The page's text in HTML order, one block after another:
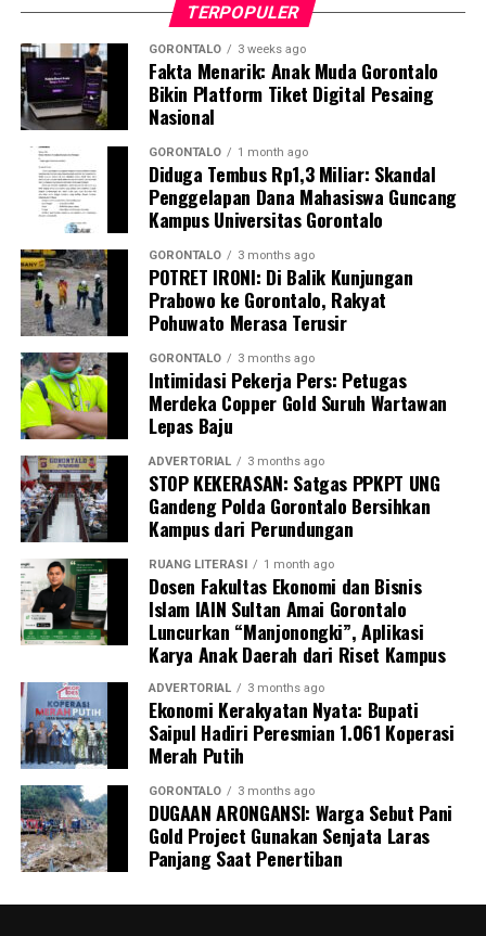
Bagi Kabupaten Pohuwato, perhelatan akbar ini menjadi
momentum krusial untuk melobi dan memperjuangkan
program strategis pusat agar mengalir ke daerah.
Berbekal bentang laut yang luas, garis pantai yang
panjang, serta kekayaan hayati yang melimpah,
Pohuwato dinilai memiliki daya tawar tinggi untuk
bertransformasi menjadi salah satu sentra perikanan
utama di kawasan Indonesia Timur.
Bupati Saipul A. Mbuinga menegaskan bahwa Rakornas
KKP bertindak sebagai wadah krusial dalam
menyamakan persepsi dan arah kebijakan pembangunan
maritim dari hulu ke hilir.
“Melalui koordinasi intensif di Rakornas ini, kami
berharap jalinan sinergi vertikal antara pusat dan
daerah semakin solid, sehingga program strategis
nasional bisa mendarat dan memberikan impak nyata di
daerah. Pohuwato memiliki modalitas potensi kelautan
yang sangat besar. Kami menyatakan kesiapan penuh
menyukseskan swasembada pangan nasional, khususnya
swasembada protein, lewat tata kelola perikanan yang
berkelanjutan,” urai Saipul A. Mbuinga.
Bupati menambahkan, hasil rumusan dari Rakornas KKP
ini akan dijadikan acuan rigid dalam menyusun
rancangan program kerja dan penganggaran APBD
Tahun 2027. Tujuannya agar akselerasi pembangunan
sektor kelautan dan perikanan di Pohuwato berjalan
lebih efektif, presisi, tepat sasaran, serta berdaya
dampak pada penguatan ekonomi daerah.
TERPOPULER
GORONTALO 3 weeks ago
Fakta Menarik: Anak Muda Gorontalo
Bikin Platform Tiket Digital Pesaing
Nasional
GORONTALO 1 month ago
Diduga Tembus Rp1,3 Miliar: Skandal
Penggelapan Dana Mahasiswa Guncang
Kampus Universitas Gorontalo
GORONTALO 3 months ago
POTRET IRONI: Di Balik Kunjungan
Prabowo ke Gorontalo, Rakyat
Pohuwato Merasa Terusir
GORONTALO 3 months ago
Intimidasi Pekerja Pers: Petugas
Merdeka Copper Gold Suruh Wartawan
Lepas Baju
ADVERTORIAL 3 months ago
STOP KEKERASAN: Satgas PPKPT UNG
Gandeng Polda Gorontalo Bersihkan
Kampus dari Perundungan
RUANG LITERASI 1 month ago
Dosen Fakultas Ekonomi dan Bisnis
Islam IAIN Sultan Amai Gorontalo
Luncurkan “Manjonongki”, Aplikasi
Karya Anak Daerah dari Riset Kampus
ADVERTORIAL 3 months ago
Ekonomi Kerakyatan Nyata: Bupati
Saipul Hadiri Peresmian 1.061 Koperasi
Merah Putih
GORONTALO 3 months ago
DUGAAN ARONGANSI: Warga Sebut Pani
Gold Project Gunakan Senjata Laras
Panjang Saat Penertiban